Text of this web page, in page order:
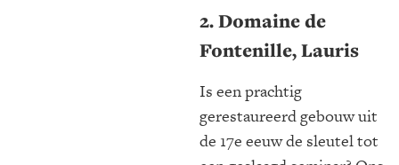
2. Domaine de
Fontenille, Lauris
Is een prachtig
gerestaureerd gebouw uit
de 17e eeuw de sleutel tot